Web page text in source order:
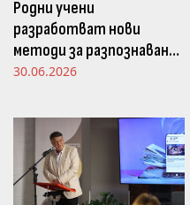
Родни учени
разработват нови
методи за разпознаване
и следене на емоциите
погледа
30.06.2026